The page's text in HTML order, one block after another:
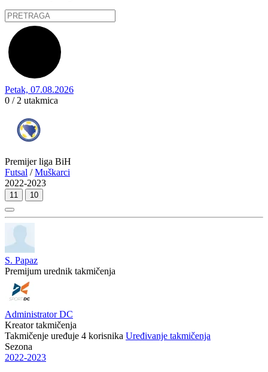
Petak, 07.08.2026
0 / 2 utakmica
Premijer liga BiH
Futsal /Muškarci
2022-2023
11 10
S. Papaz
Premijum urednik takmičenja
Administrator DC
Kreator takmičenja
Takmičenje uređuje 4 korisnika Uređivanje takmičenja
Sezona
2022-2023